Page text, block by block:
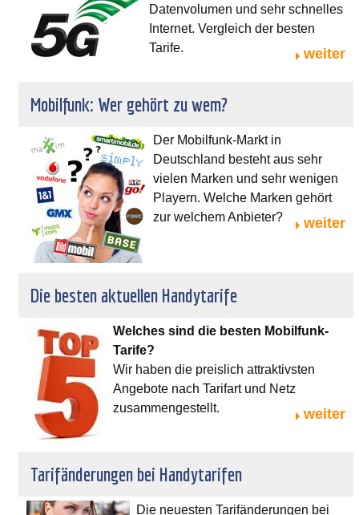
Datenvolumen und sehr schnelles
Internet. Vergleich der besten
Tarife.
weiter
Mobilfunk: Wer gehört zu wem?
Der Mobilfunk-Markt in
Deutschland besteht aus sehr
vielen Marken und sehr wenigen
Playern. Welche Marken gehört
zur welchem Anbieter?
weiter
Die besten aktuellen Handytarife
Welches sind die besten Mobilfunk-
Tarife?
Wir haben die preislich attraktivsten
Angebote nach Tarifart und Netz
zusammengestellt.
weiter
Tarifänderungen bei Handytarifen
Die neuesten Tarifänderungen bei